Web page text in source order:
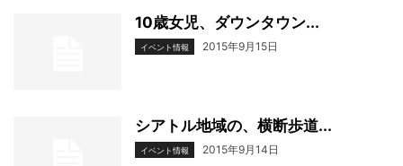
10歳女児、ダウンタウン...
イベント情報 2015年9月15日
シアトル地域の、横断歩道...
イベント情報 2015年9月14日